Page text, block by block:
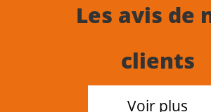
Les avis de
clients
Voir plus